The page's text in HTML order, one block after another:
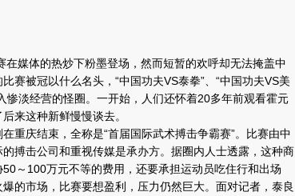
媒体的热炒下粉墨登场，然而短暂的欢呼却无法掩盖中
赛被冠以什么名头，“中国功夫VS泰拳”、“中国功夫VS美
淡经营的怪圈。一开始，人们还怀着20多年前观看霍元
来这种新鲜慢慢谈去。
庆结束，全称是“首届国际武术搏击争霸赛”。比赛由中
搏击公司和重视传媒是承办方。据圈内人士透露，这种商
～100万元不等的费用，还要承担运动员吃住行和出场
的市场，比赛要想盈利，压力仍然巨大。面对记者，泰良